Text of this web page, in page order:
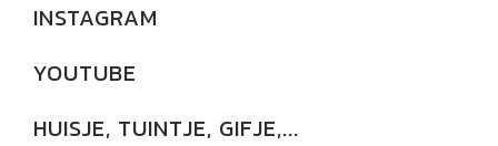
INSTAGRAM
YOUTUBE
HUISJE, TUINTJE, GIFJE,...